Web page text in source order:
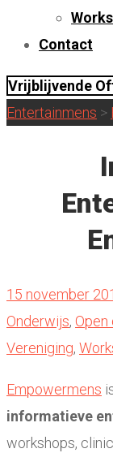
Contact
Vrijblijvende
Entertainmens >
15 november
Onderwijs, Open
Vereniging,
Empowermens
informatieve
workshops,